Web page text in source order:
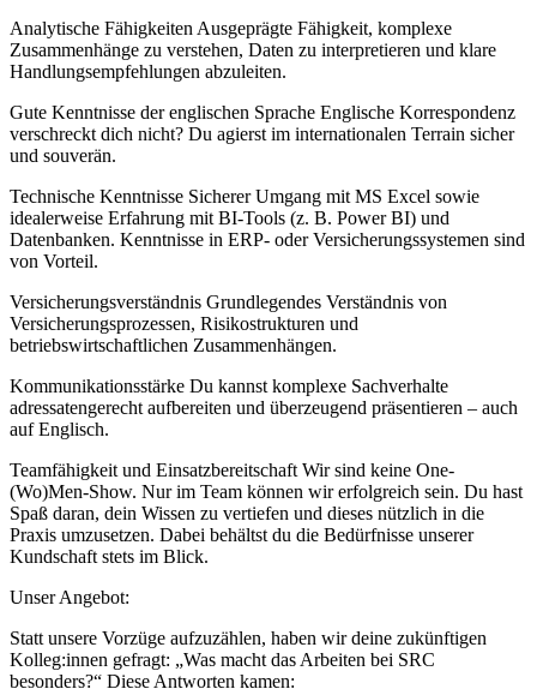
Analytische Fähigkeiten Ausgeprägte Fähigkeit, komplexe
Zusammenhänge zu verstehen, Daten zu interpretieren und klare
Handlungsempfehlungen abzuleiten.
Gute Kenntnisse der englischen Sprache Englische Korrespondenz
verschreckt dich nicht? Du agierst im internationalen Terrain sicher
und souverän.
Technische Kenntnisse Sicherer Umgang mit MS Excel sowie
idealerweise Erfahrung mit BI-Tools (z. B. Power BI) und
Datenbanken. Kenntnisse in ERP- oder Versicherungssystemen sind
von Vorteil.
Versicherungsverständnis Grundlegendes Verständnis von
Versicherungsprozessen, Risikostrukturen und
betriebswirtschaftlichen Zusammenhängen.
Kommunikationsstärke Du kannst komplexe Sachverhalte
adressatengerecht aufbereiten und überzeugend präsentieren – auch
auf Englisch.
Teamfähigkeit und Einsatzbereitschaft Wir sind keine One-
(Wo)Men-Show. Nur im Team können wir erfolgreich sein. Du hast
Spaß daran, dein Wissen zu vertiefen und dieses nützlich in die
Praxis umzusetzen. Dabei behältst du die Bedürfnisse unserer
Kundschaft stets im Blick.
Unser Angebot:
Statt unsere Vorzüge aufzuzählen, haben wir deine zukünftigen
Kolleg:innen gefragt: „Was macht das Arbeiten bei SRC
besonders?“ Diese Antworten kamen: